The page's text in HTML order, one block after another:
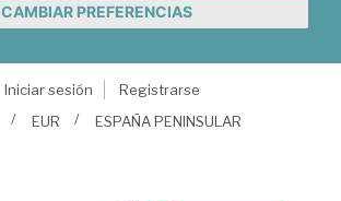
CAMBIAR PREFERENCIAS
Iniciar sesión
Registrarse
EUR ESPAÑA PENINSULAR